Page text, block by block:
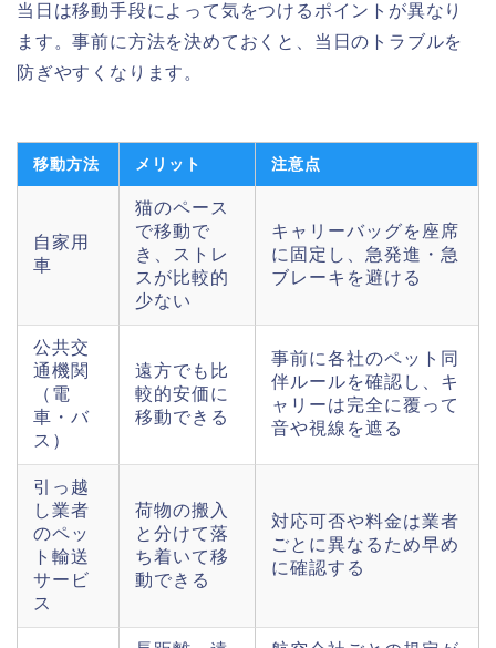
当日は移動手段によって気をつけるポイントが異なり
ます。事前に方法を決めておくと、当日のトラブルを
防ぎやすくなります。
移動方法 メリット 注意点
自家用
車
猫のペース
で移動で
き、ストレ
スが比較的
少ない
キャリーバッグを座席
に固定し、急発進・急
ブレーキを避ける
公共交
通機関
（電
車・バ
ス）
遠方でも比
較的安価に
移動できる
事前に各社のペット同
伴ルールを確認し、キ
ャリーは完全に覆って
音や視線を遮る
引っ越
し業者
のペッ
ト輸送
サービ
ス
荷物の搬入
と分けて落
ち着いて移
動できる
対応可否や料金は業者
ごとに異なるため早め
に確認する